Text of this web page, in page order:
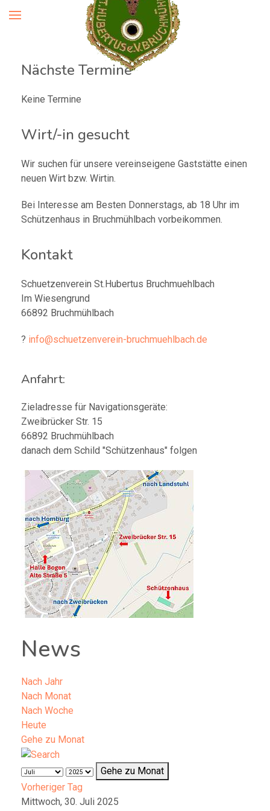
Nächste Termine
Keine Termine
Wirt/-in gesucht
Wir suchen für unsere vereinseigene Gaststätte einen
neuen Wirt bzw. Wirtin.
Bei Interesse am Besten Donnerstags, ab 18 Uhr im
Schützenhaus in Bruchmühlbach vorbeikommen.
Kontakt
Schuetzenverein St.Hubertus Bruchmuehlbach
Im Wiesengrund
66892 Bruchmühlbach
? info@schuetzenverein-bruchmuehlbach.de
Anfahrt:
Zieladresse für Navigationsgeräte:
Zweibrücker Str. 15
66892 Bruchmühlbach
danach dem Schild "Schützenhaus" folgen
News
Nach Jahr
Nach Monat
Nach Woche
Heute
Gehe zu Monat
Gehe zu Monat
Vorheriger Tag
Mittwoch, 30. Juli 2025